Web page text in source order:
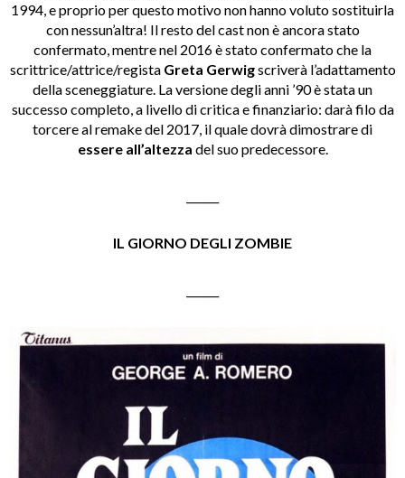
1994, e proprio per questo motivo non hanno voluto sostituirla
con nessun’altra! Il resto del cast non è ancora stato
confermato, mentre nel 2016 è stato confermato che la
scrittrice/attrice/regista Greta Gerwigscriverà l’adattamento
della sceneggiature. La versione degli anni ’90 è stata un
successo completo, a livello di critica e finanziario: darà filo da
torcere al remake del 2017, il quale dovrà dimostrare di
essere all’altezza del suo predecessore.
IL GIORNO DEGLI ZOMBIE